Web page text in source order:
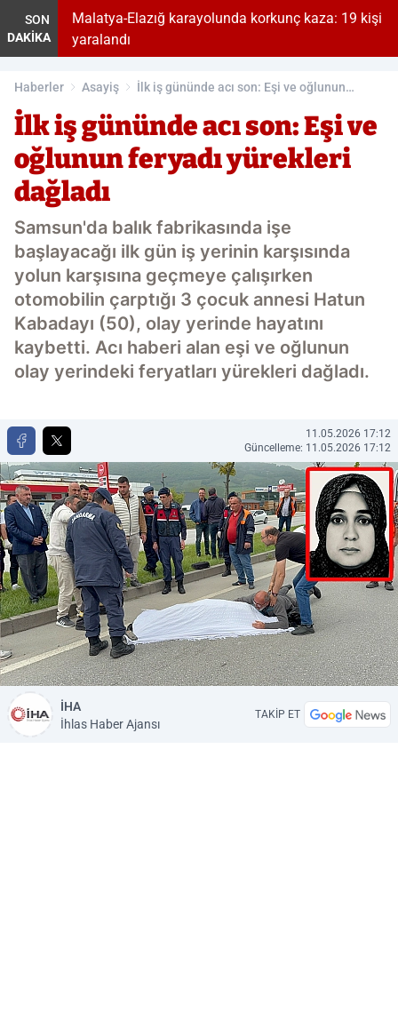
SON
DAKİKA
Malatya-Elazığ karayolunda korkunç kaza: 19 kişi
yaralandı
Haberler Asayiş
İlk iş gününde acı son: Eşi ve oğlunun
İlk iş gününde acı son: Eşi ve
oğlunun feryadı yürekleri
dağladı
Samsun'da balık fabrikasında işe
başlayacağı ilk gün iş yerinin karşısında
yolun karşısına geçmeye çalışırken
otomobilin çarptığı 3 çocuk annesi Hatun
Kabadayı (50), olay yerinde hayatını
kaybetti. Acı haberi alan eşi ve oğlunun
olay yerindeki feryatları yürekleri dağladı.
11.05.2026 17:12
Güncelleme: 11.05.2026 17:12
İHA
İhlas Haber Ajansı
TAKİP ET